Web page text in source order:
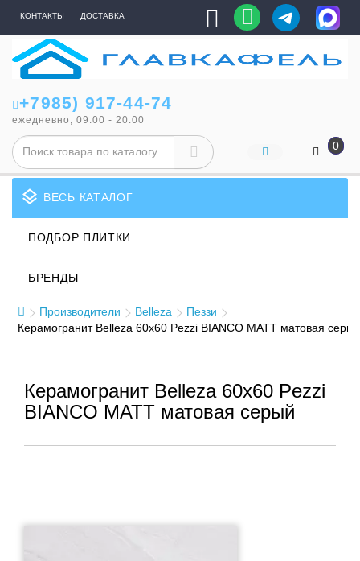
КОНТАКТЫ ДОСТАВКА
+7985) 917-44-74
ежедневно, 09:00 - 20:00
0
layers ВЕСЬ КАТАЛОГ
ПОДБОР ПЛИТКИ
БРЕНДЫ
Производители Belleza
Пеззи
Керамогранит Belleza 60x60 Pezzi BIANCO MATT матовая серый
Керамогранит Belleza 60x60 Pezzi
BIANCO MATT матовая серый